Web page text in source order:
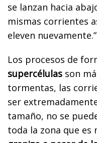
se lanzan hacia
mismas corrientes
eleven nuevamente.”
Los procesos de
supercélulas son
tormentas, las
ser
tamaño, no se
toda la zona que es